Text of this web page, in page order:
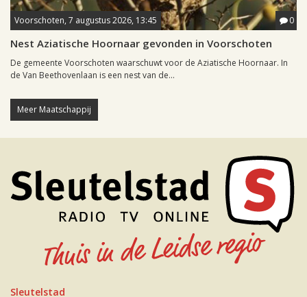
Voorschoten, 7 augustus 2026, 13:45 0
Nest Aziatische Hoornaar gevonden in Voorschoten
De gemeente Voorschoten waarschuwt voor de Aziatische Hoornaar. In
de Van Beethovenlaan is een nest van de...
Meer Maatschappij
Sleutelstad